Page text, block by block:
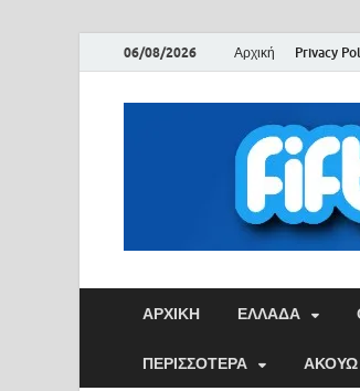
06/08/2026 Αρχική Privacy
ΑΡΧΙΚΉ ΕΛΛΑΔΑ
ΠΕΡΙΣΣΟΤΕΡΑ ΑΚΟΥΩ